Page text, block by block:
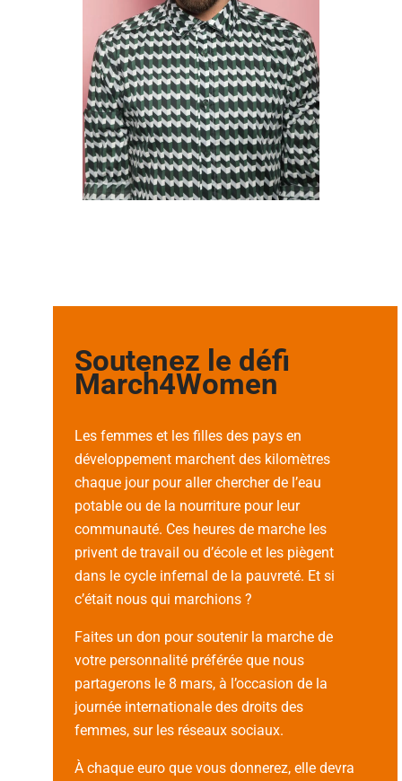
Soutenez le défi
March4Women
Les femmes et les filles des pays en
développement marchent des kilomètres
chaque jour pour aller chercher de l’eau
potable ou de la nourriture pour leur
communauté. Ces heures de marche les
privent de travail ou d’école et les piègent
dans le cycle infernal de la pauvreté. Et si
c’était nous qui marchions ?
Faites un don pour soutenir la marche de
votre personnalité préférée que nous
partagerons le 8 mars, à l’occasion de la
journée internationale des droits des
femmes, sur les réseaux sociaux.
À chaque euro que vous donnerez, elle devra